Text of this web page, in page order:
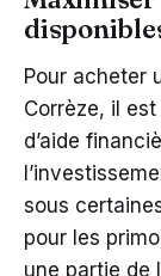
Pour acheter
Corrèze, il
d’aide
sous
pour les
une partie de